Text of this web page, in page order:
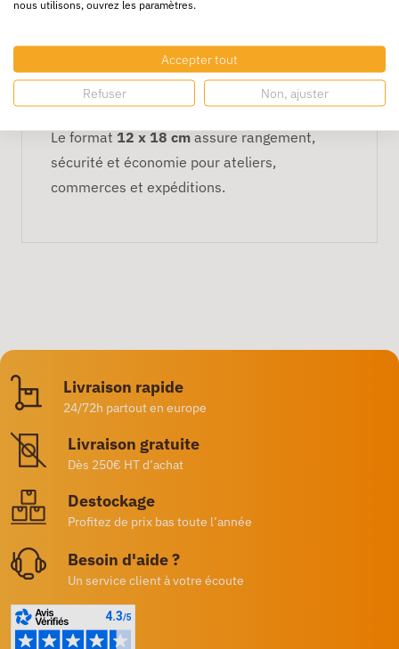
les frottements et manipulations
Format pratique
Le format 12 x 18 cm assure rangement,
sécurité et économie pour ateliers,
commerces et expéditions.
Livraison rapide
24/72h partout en europe
Livraison gratuite
Dès 250€ HT d’achat
Destockage
Profitez de prix bas toute l’année
Besoin d'aide ?
Un service client à votre écoute
nous utilisons, ouvrez les paramètres.
Accepter tout
Refuser Non, ajuster